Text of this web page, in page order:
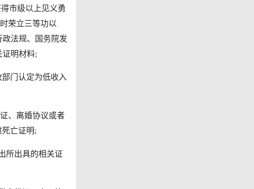
市级以上见义勇
荣立三等功以
政法规、国务院发
明材料;
门认定为低收入
、离婚协议或者
亡证明;
所出具的相关证